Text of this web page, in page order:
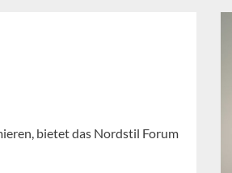
bietet das Nordstil Forum